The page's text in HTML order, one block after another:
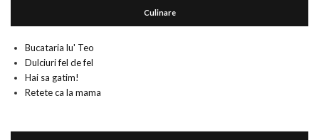
Culinare
Bucataria lu' Teo
Dulciuri fel de fel
Hai sa gatim!
Retete ca la mama